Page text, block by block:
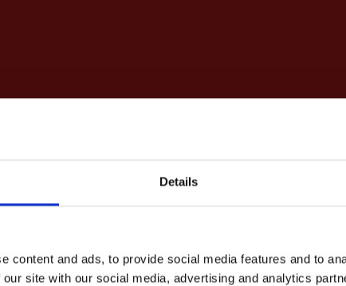
Details
content and ads, to provide social media features and to
site with our social media, advertising and analytics